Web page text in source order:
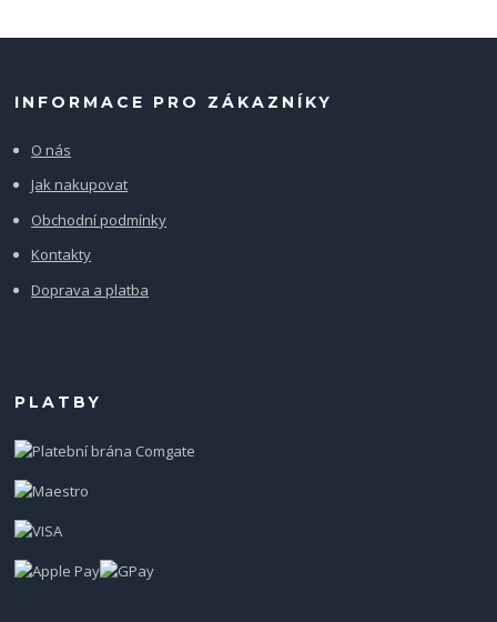
INFORMACE PRO ZÁKAZNÍKY
O nás
Jak nakupovat
Obchodní podmínky
Kontakty
Doprava a platba
PLATBY